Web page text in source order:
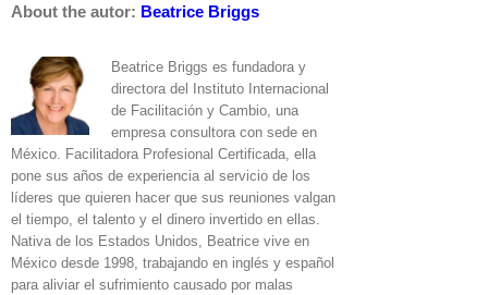
About the autor: Beatrice Briggs
Beatrice Briggs es fundadora y
directora del Instituto Internacional
de Facilitación y Cambio, una
empresa consultora con sede en
México. Facilitadora Profesional Certificada, ella
pone sus años de experiencia al servicio de los
líderes que quieren hacer que sus reuniones valgan
el tiempo, el talento y el dinero invertido en ellas.
Nativa de los Estados Unidos, Beatrice vive en
México desde 1998, trabajando en inglés y español
para aliviar el sufrimiento causado por malas